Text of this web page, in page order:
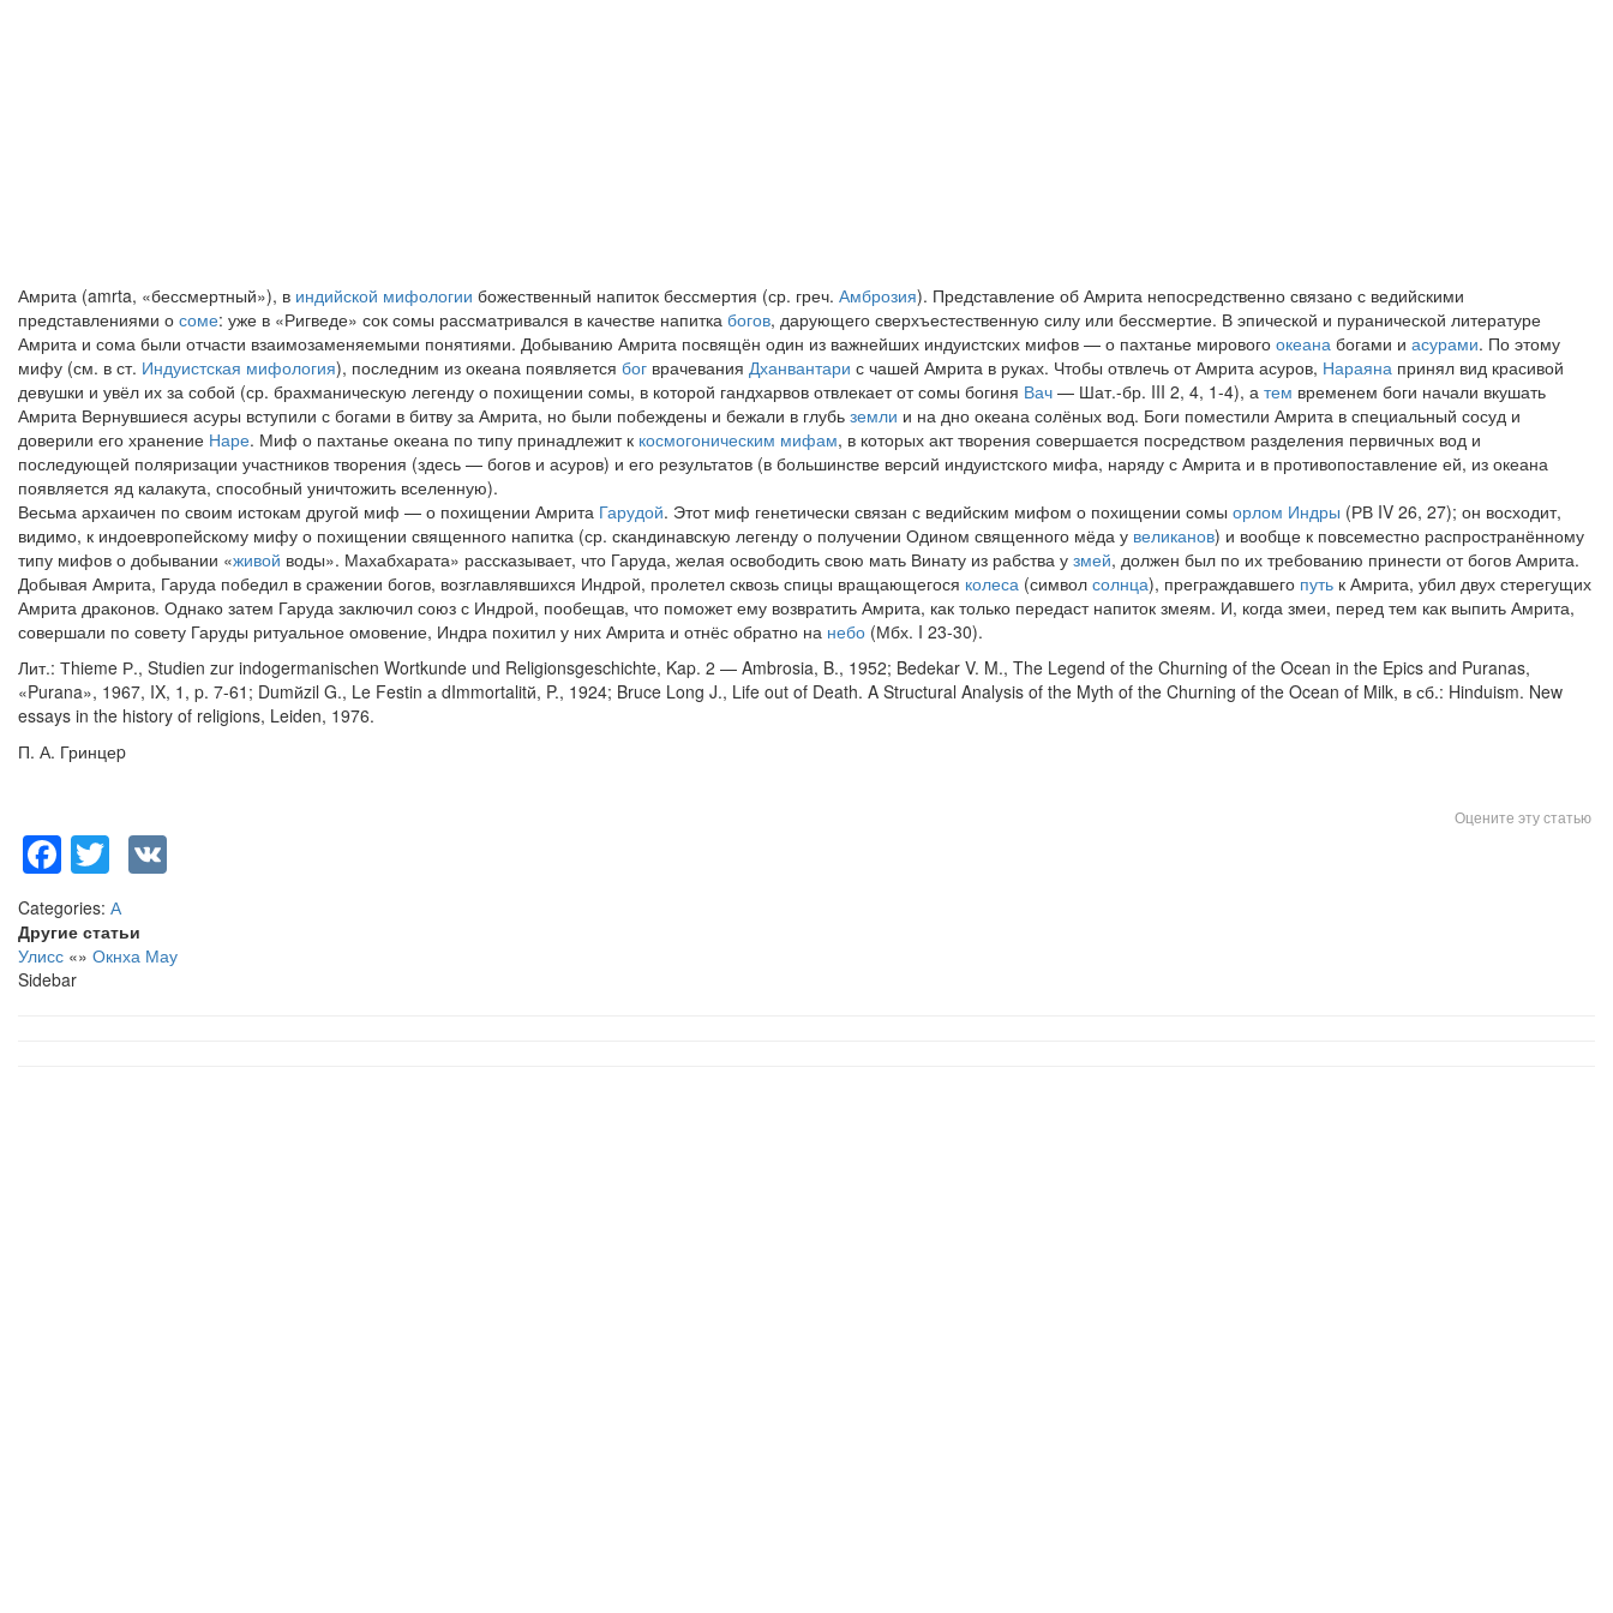
Амрита (amrta, «бессмертный»), в индийской мифологии божественный напиток бессмертия (ср. греч. Амброзия). Представление об Амрита непосредственно связано с ведийскими
представлениями о соме: уже в «Ригведе» сок сомы рассматривался в качестве напитка богов, дарующего сверхъестественную силу или бессмертие. В эпической и пуранической литературе
Амрита и сома были отчасти взаимозаменяемыми понятиями. Добыванию Амрита посвящён один из важнейших индуистских мифов — о пахтанье мирового океана богами и асурами. По этому
мифу (см. в ст. Индуистская мифология), последним из океана появляется бог врачевания Дханвантари с чашей Амрита в руках. Чтобы отвлечь от Амрита асуров, Нараяна принял вид красивой
девушки и увёл их за собой (ср. брахманическую легенду о похищении сомы, в которой гандхарвов отвлекает от сомы богиня Вач — Шат.-бр. III 2, 4, 1-4), а тем временем боги начали вкушать
Амрита Вернувшиеся асуры вступили с богами в битву за Амрита, но были побеждены и бежали в глубь земли и на дно океана солёных вод. Боги поместили Амрита в специальный сосуд и
доверили его хранение Наре. Миф о пахтанье океана по типу принадлежит к космогоническим мифам, в которых акт творения совершается посредством разделения первичных вод и
последующей поляризации участников творения (здесь — богов и асуров) и его результатов (в большинстве версий индуистского мифа, наряду с Амрита и в противопоставление ей, из океана
появляется яд калакута, способный уничтожить вселенную).
Весьма архаичен по своим истокам другой миф — о похищении Амрита Гарудой. Этот миф генетически связан с ведийским мифом о похищении сомы орлом Индры (РВ IV 26, 27); он восходит,
видимо, к индоевропейскому мифу о похищении священного напитка (ср. скандинавскую легенду о получении Одином священного мёда у великанов) и вообще к повсеместно распространённому
типу мифов о добывании «живой воды». Махабхарата» рассказывает, что Гаруда, желая освободить свою мать Винату из рабства у змей, должен был по их требованию принести от богов Амрита.
Добывая Амрита, Гаруда победил в сражении богов, возглавлявшихся Индрой, пролетел сквозь спицы вращающегося колеса (символ солнца), преграждавшего путь к Амрита, убил двух стерегущих
Амрита драконов. Однако затем Гаруда заключил союз с Индрой, пообещав, что поможет ему возвратить Амрита, как только передаст напиток змеям. И, когда змеи, перед тем как выпить Амрита,
совершали по совету Гаруды ритуальное омовение, Индра похитил у них Амрита и отнёс обратно на небо (Мбх. I 23-30).
Лит.: Тhieme Р., Studien zur indogermanischen Wortkunde und Religionsgeschichte, Kap. 2 — Ambrosia, B., 1952; Bedekar V. M., The Legend of the Churning of the Ocean in the Epics and Puranas,
«Purana», 1967, IX, 1, p. 7-61; Dumйzil G., Le Festin а dImmortalitй, P., 1924; Bruce Long J., Life out of Death. A Structural Analysis of the Myth of the Churning of the Ocean of Milk, в сб.: Hinduism. New
essays in the history of religions, Leiden, 1976.
П. А. Гринцеp
Оцените эту статью
Facebook
Twitter
Categories: А
Другие статьи
Улисс «» Окнха Мау
Sidebar